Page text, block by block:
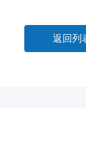
返回列